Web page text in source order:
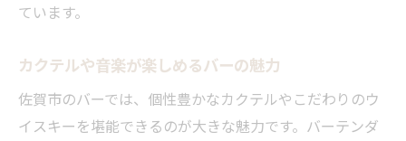
ています。
カクテルや音楽が楽しめるバーの魅力
佐賀市のバーでは、個性豊かなカクテルやこだわりのウ
イスキーを堪能できるのが大きな魅力です。バーテンダ